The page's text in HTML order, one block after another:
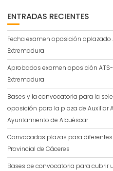
ENTRADAS RECIENTES
Fecha examen oposición aplazado
Extremadura
Aprobados examen oposición ATS-
Extremadura
Bases y la convocatoria para la
oposición para la plaza de Auxiliar
Ayuntamiento de Alcuéscar
Convocadas plazas para
Provincial de Cáceres
Bases de convocatoria para cubrir